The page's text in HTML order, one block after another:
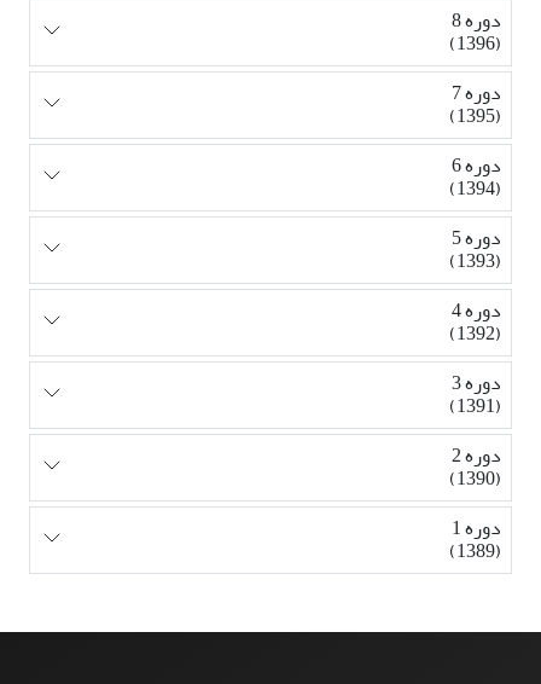
دوره 8
(1396)
دوره 7
(1395)
دوره 6
(1394)
دوره 5
(1393)
دوره 4
(1392)
دوره 3
(1391)
دوره 2
(1390)
دوره 1
(1389)